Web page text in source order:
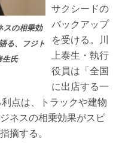
スの相乗効
る、フジト
生氏
サクシードの
バックアップ
を受ける。川
上泰生・執行
役員は「全国
に出店する一
点は、トラックや建物
ネスの相乗効果がスピ
摘する。